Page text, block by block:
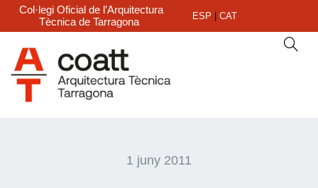
Col·legi Oficial de l’Arquitectura
Tècnica de Tarragona
ESP CAT
1 juny 2011